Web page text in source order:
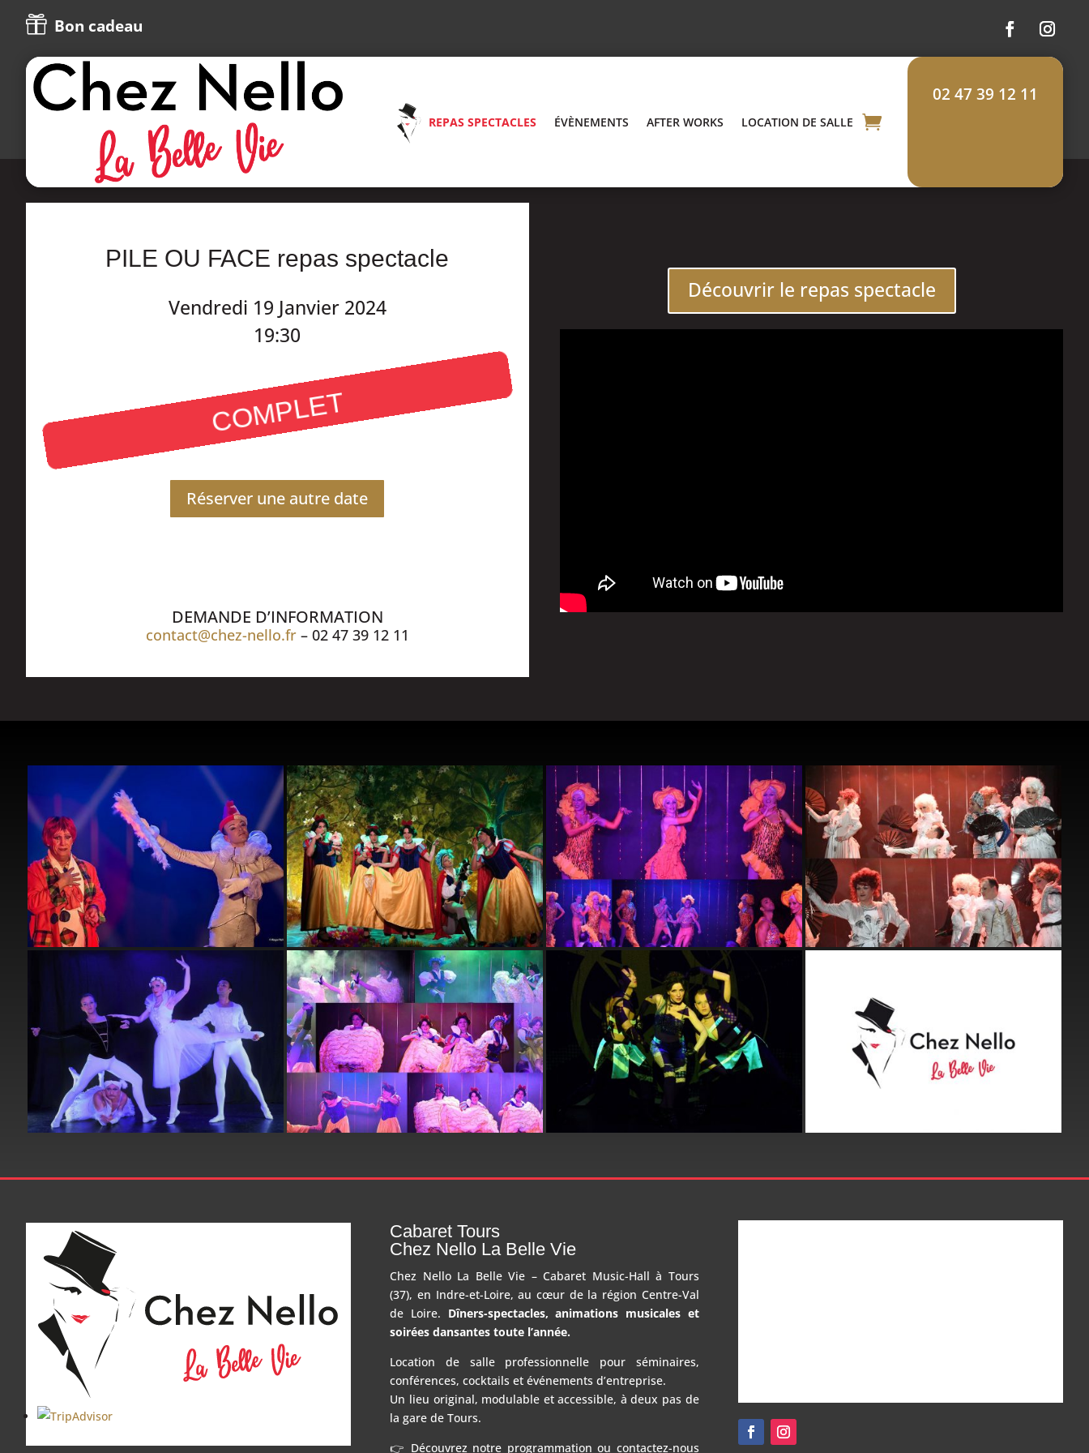
 Bon cadeau
REPAS SPECTACLES ÉVÈNEMENTS AFTER WORKS LOCATION DE SALLE
02 47 39 12 11
PILE OU FACE repas spectacle
Vendredi 19 Janvier 2024
19:30
COMPLET
Réserver une autre date
DEMANDE D’INFORMATION
contact@chez-nello.fr– 02 47 39 12 11
Découvrir le repas spectacle
Cabaret Tours
Chez Nello La Belle Vie
Chez Nello La Belle Vie – Cabaret Music-Hall à Tours
(37), en Indre-et-Loire, au cœur de la région Centre-Val
de Loire. Dîners-spectacles, animations musicales et
soirées dansantes toute l’année.
Location de salle professionnelle pour séminaires,
conférences, cocktails et événements d’entreprise.
Un lieu original, modulable et accessible, à deux pas de
la gare de Tours.
👉 Découvrez notre programmation ou contactez-nous